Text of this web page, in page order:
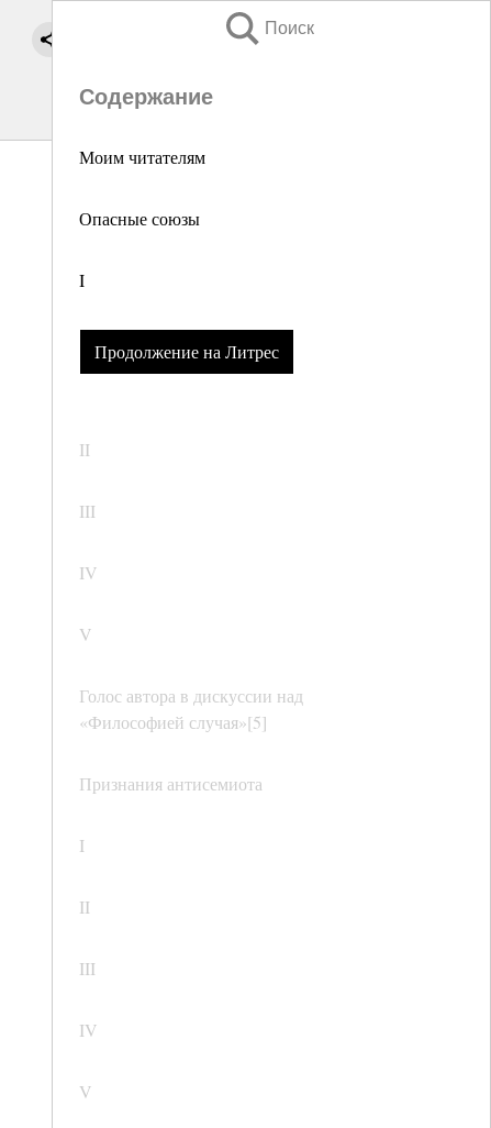
Поиск
Содержание
Моим читателям
Опасные союзы
I
Продолжение на Литрес
II
III
IV
V
Голос автора в дискуссии над
«Философией случая»[5]
Признания антисемиота
I
II
III
IV
V